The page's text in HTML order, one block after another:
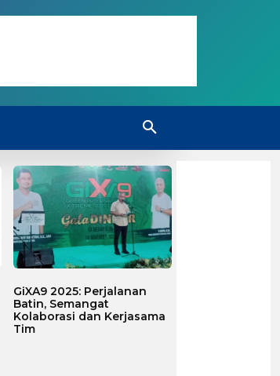
GiXA9 2025: Perjalanan
Batin, Semangat
Kolaborasi dan Kerjasama
Tim